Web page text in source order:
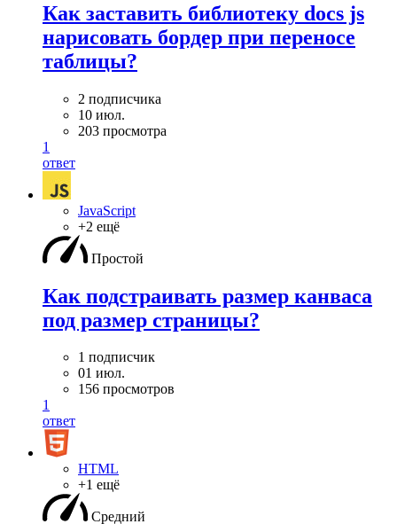
Как заставить библиотеку docs js
нарисовать бордер при переносе
таблицы?
2 подписчика
10 июл.
203 просмотра
1
ответ
JavaScript
+2 ещё
Простой
Как подстраивать размер канваса
под размер страницы?
1 подписчик
01 июл.
156 просмотров
1
ответ
HTML
+1 ещё
Средний